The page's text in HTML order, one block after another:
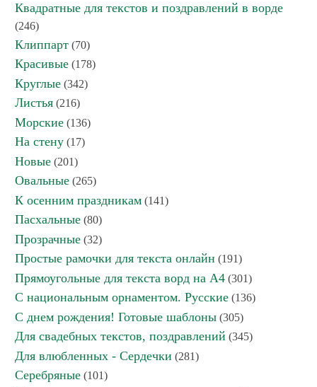
Квадратные для текстов и поздравлений в ворде
(246)
Клиппарт (70)
Красивые (178)
Круглые (342)
Листья (216)
Морские (136)
На стену (17)
Новые (201)
Овальные (265)
К осенним праздникам (141)
Пасхальные (80)
Прозрачные (32)
Простые рамочки для текста онлайн (191)
Прямоугольные для текста ворд на А4 (301)
С национальным орнаментом. Русские (136)
С днем рождения! Готовые шаблоны (305)
Для свадебных текстов, поздравлений (345)
Для влюбленных - Сердечки (281)
Серебряные (101)